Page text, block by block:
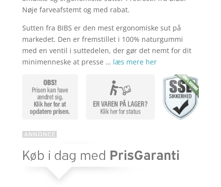
Nøje farveafstemt og med rabat.
Sutten fra BIBS er den mest ergonomiske sut på
markedet. Den er fremstillet i 100% naturgummi
med en ventil i suttedelen, der gør det nemt for dit
minimenneske at presse … læs mere her